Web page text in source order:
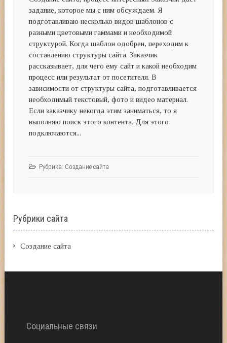
задание, которое мы с ним обсуждаем. Я
подготавливаю несколько видов шаблонов с
разными цветовыми гаммами и необходимой
структурой. Когда шаблон одобрен, переходим к
составлению структуры сайта. Заказчик
рассказывает, для чего ему сайт и какой необходим
процесс или результат от посетителя. В
зависимости от структуры сайта, подготавливается
необходимый текстовый, фото и видео материал.
Если заказчику некогда этим заниматься, то я
выполняю поиск этого контента. Для этого
подключаются...
Рубрика: Создание сайта
Рубрики сайта
Создание сайта
Социальные связи